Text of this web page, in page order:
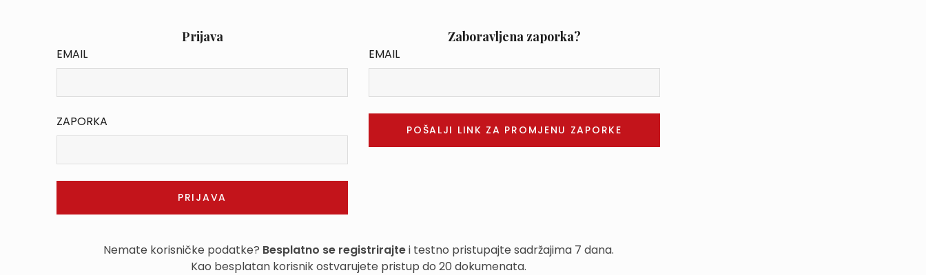
Prijava
EMAIL
ZAPORKA
Zaboravljena zaporka?
EMAIL
Nemate korisničke podatke? Besplatno se registrirajtei testno pristupajte sadržajima 7 dana.
Kao besplatan korisnik ostvarujete pristup do 20 dokumenata.